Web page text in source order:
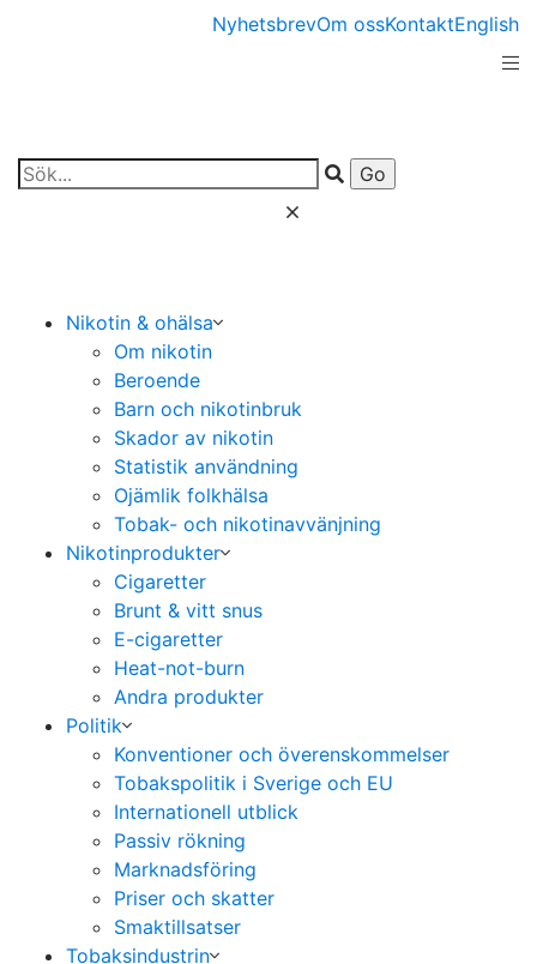
NyhetsbrevOm ossKontaktEnglish
Nikotin & ohälsa
Om nikotin
Beroende
Barn och nikotinbruk
Skador av nikotin
Statistik användning
Ojämlik folkhälsa
Tobak- och nikotinavvänjning
Nikotinprodukter
Cigaretter
Brunt & vitt snus
E-cigaretter
Heat-not-burn
Andra produkter
Politik
Konventioner och överenskommelser
Tobakspolitik i Sverige och EU
Internationell utblick
Passiv rökning
Marknadsföring
Priser och skatter
Smaktillsatser
Tobaksindustrin